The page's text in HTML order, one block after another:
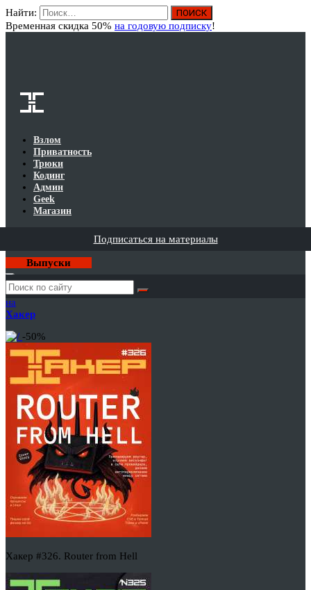
Найти:
Временная скидка 50% на годовую подписку!
Взлом
Приватность
Трюки
Кодинг
Админ
Geek
Магазин
Подписаться на материалы
Выпуски
Годовая
подписка
на
Хакер
-50%
Хакер #326. Router from Hell